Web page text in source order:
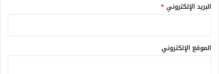
البريد الإلكتروني *
الموقع الإلكتروني